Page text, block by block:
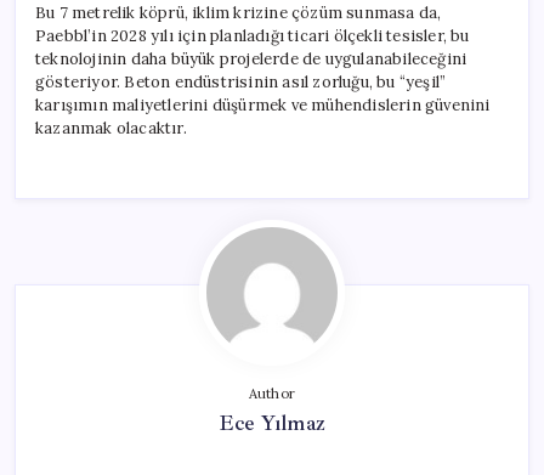
Bu 7 metrelik köprü, iklim krizine çözüm sunmasa da,
Paebbl’in 2028 yılı için planladığı ticari ölçekli tesisler, bu
teknolojinin daha büyük projelerde de uygulanabileceğini
gösteriyor. Beton endüstrisinin asıl zorluğu, bu “yeşil”
karışımın maliyetlerini düşürmek ve mühendislerin güvenini
kazanmak olacaktır.
Author
Ece Yılmaz